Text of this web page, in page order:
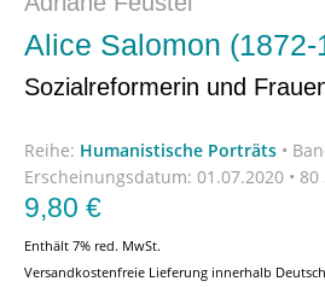
Alice Salomon (1872-
Sozialreformerin und
Reihe: Humanistische Porträts •
Erscheinungsdatum: 01.07.2020 • 80
9,80 €
Enthält 7% red. MwSt.
Versandkostenfreie Lieferung innerhalb